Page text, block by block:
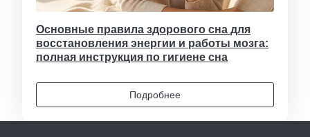
Основные правила здорового сна для
восстановления энергии и работы мозга:
полная инструкция по гигиене сна
Подробнее